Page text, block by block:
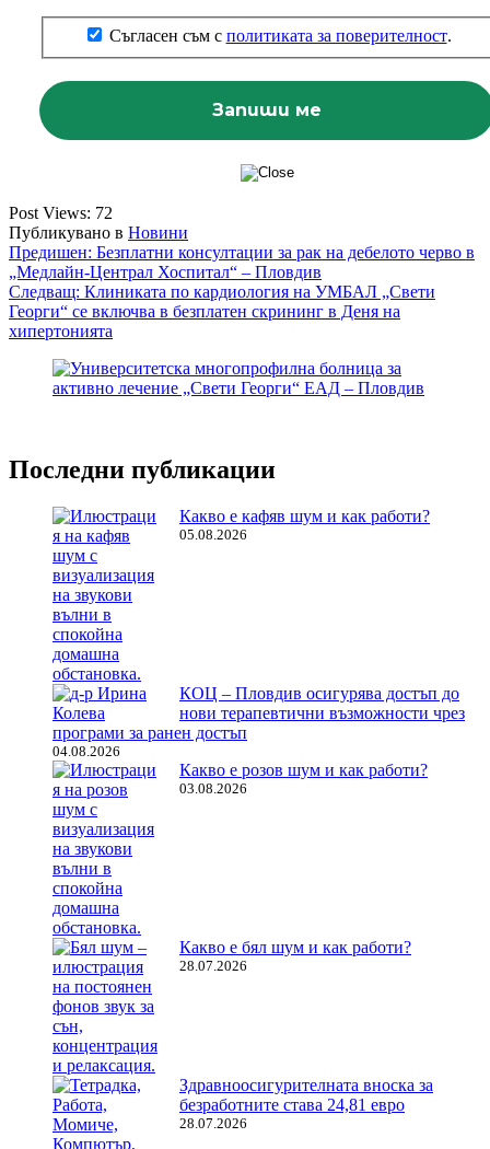
Съгласен съм с политиката за поверителност.
Post Views: 72
Публикувано в Новини
Навигация
Предишен: Безплатни консултации за рак на дебелото черво в
„Медлайн-Централ Хоспитал“ – Пловдив
Следващ: Клиниката по кардиология на УМБАЛ „Свети
Георги“ се включва в безплатен скрининг в Деня на
хипертонията
Последни публикации
Какво е кафяв шум и как работи?
05.08.2026
КОЦ – Пловдив осигурява достъп до
нови терапевтични възможности чрез
програми за ранен достъп
04.08.2026
Какво е розов шум и как работи?
03.08.2026
Какво е бял шум и как работи?
28.07.2026
Здравноосигурителната вноска за
безработните става 24,81 евро
28.07.2026